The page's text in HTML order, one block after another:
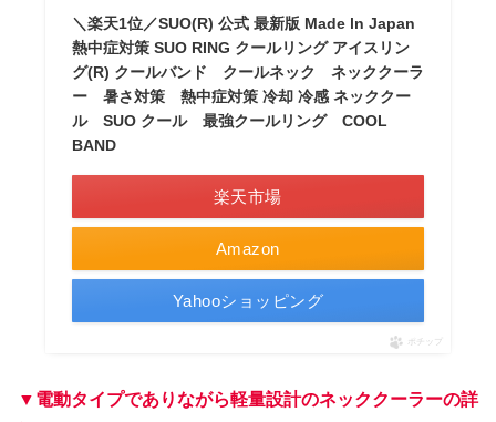
＼楽天1位／SUO(R) 公式 最新版 Made ln Japan
熱中症対策 SUO RING クールリング アイスリン
グ(R) クールバンド クールネック ネッククーラ
ー 暑さ対策 熱中症対策 冷却 冷感 ネッククー
ル SUO クール 最強クールリング COOL
BAND
Amazon
楽天市場
Yahooショッピング
ポチップ
▼電動タイプでありながら軽量設計のネッククーラーの詳